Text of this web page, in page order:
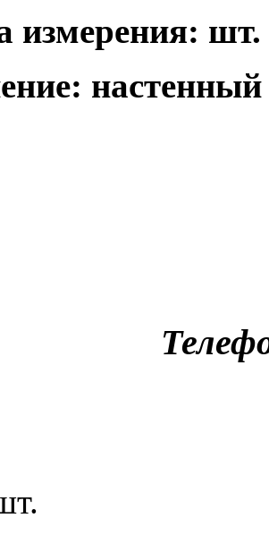
измерения: шт.
настенный